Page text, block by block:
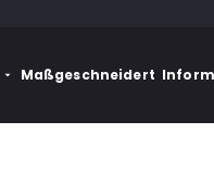
Maßgeschneidert